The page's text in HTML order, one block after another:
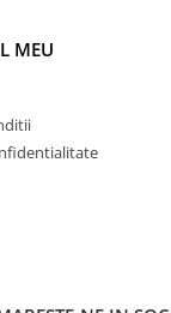
MEU